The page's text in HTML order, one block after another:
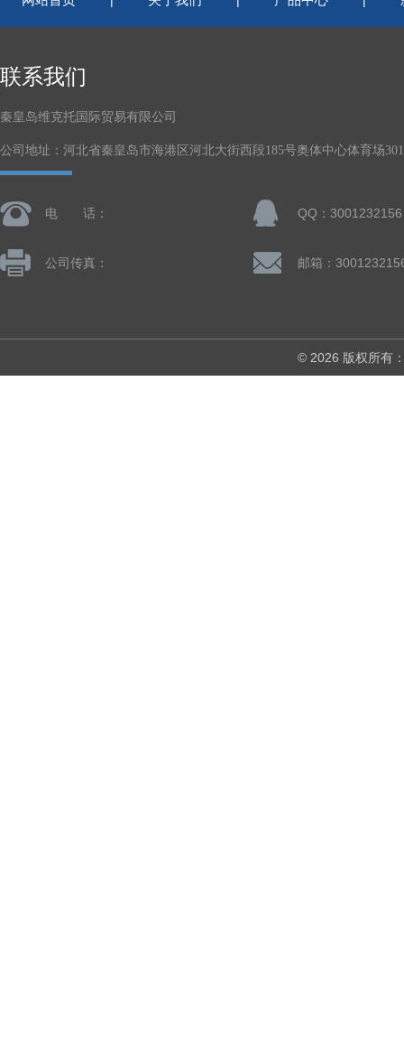
联系我们
秦皇岛维克托国际贸易有限公司
公司地址：河北省秦皇岛市海港区河北大街西段185号奥体中心体育场
电 话： QQ：3001232156
公司传真： 邮箱：
© 2026 版权所有